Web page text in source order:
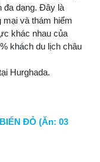
đa dạng. Đây là
và thám hiểm
khác nhau của
khách du lịch châu
Hurghada.
ĐỎ (Ăn: 03